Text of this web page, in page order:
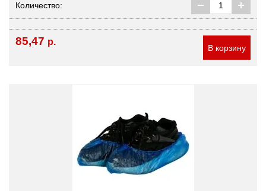
Количество:
85,47 р.
В корзину